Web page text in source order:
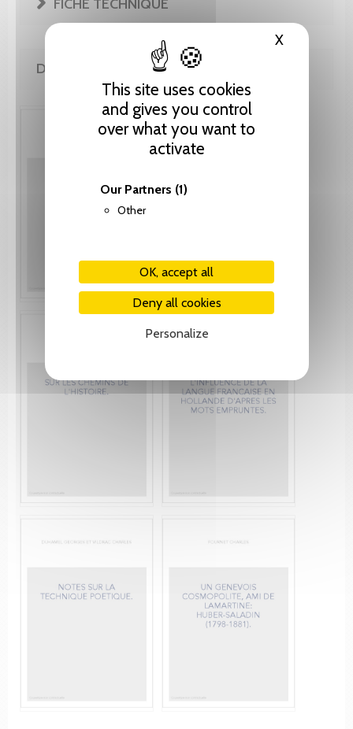
This site uses cookies
and gives you control
over what you want to
activate
Our Partners (1)
Other
OK, accept all
Deny all cookies
Personalize
XHide
FICHE TECHNIQUE
DE LA MÊME COLLECTION